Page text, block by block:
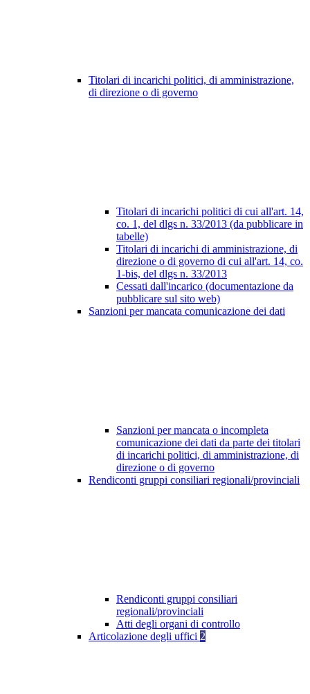
Titolari di incarichi politici, di amministrazione,
di direzione o di governo
Titolari di incarichi politici di cui all'art. 14,
co. 1, del dlgs n. 33/2013 (da pubblicare in
tabelle)
Titolari di incarichi di amministrazione, di
direzione o di governo di cui all'art. 14, co.
1-bis, del dlgs n. 33/2013
Cessati dall'incarico (documentazione da
pubblicare sul sito web)
Sanzioni per mancata comunicazione dei dati
Sanzioni per mancata o incompleta
comunicazione dei dati da parte dei titolari
di incarichi politici, di amministrazione, di
direzione o di governo
Rendiconti gruppi consiliari regionali/provinciali
Rendiconti gruppi consiliari
regionali/provinciali
Atti degli organi di controllo
Articolazione degli uffici 2